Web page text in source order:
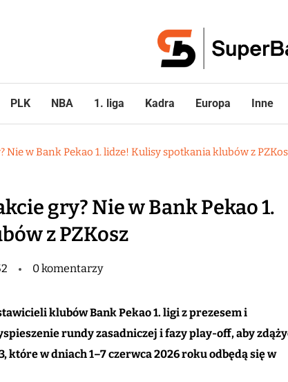
PLK NBA 1. liga Kadra Europa Inne
Nie w Bank Pekao 1. lidze! Kulisy spotkania klubów z
gry? Nie w Bank Pekao 1.
z PZKosz
0 komentarzy
klubów Bank Pekao 1. ligi z prezesem i
rundy zasadniczej i fazy play-off, aby
w dniach 1–7 czerwca 2026 roku odbędą się w